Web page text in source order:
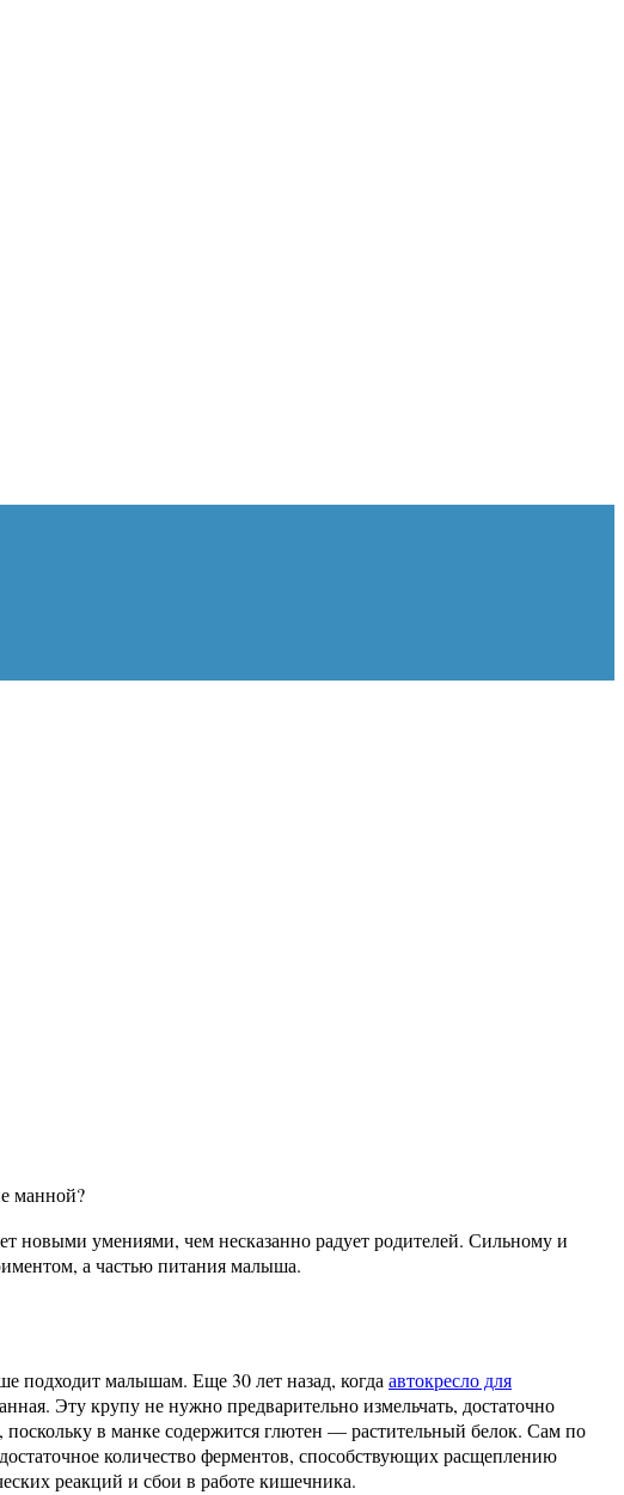
манной?
новыми умениями, чем несказанно радует родителей. Сильному и
а частью питания малыша.
подходит малышам. Еще 30 лет назад, когдаавтокресло для
Эту крупу не нужно предварительно измельчать, достаточно
, поскольку в манке содержится глютен — растительный белок. Сам по
количество ферментов, способствующих расщеплению
реакций и сбои в работе кишечника.